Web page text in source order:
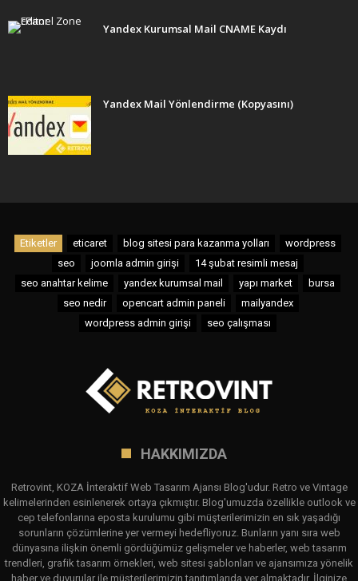
Yandex Kurumsal Mail CNAME Kaydı
Yandex Mail Yönlendirme (Kopyasını)
Etiketler eticaret blog sitesi para kazanma yolları
wordpress
seo
joomla admin girişi
14 şubat resimli mesaj
seo anahtar kelime
yandex kurumsal mail yapı market
bursa
seo nedir
opencart admin paneli
mailyandex
wordpress admin girişi
seo çalışması
HAKKIMIZDA
Retrovint, KOZA İnteraktif Web Tasarım Ajansı Blog'udur. Retro ve Vintage
kelimelerinden esinlenerek ortaya çıkmıştır. Blog'umuzda özellikle outlook ve
cep telefonlarına eposta kurulumu gibi müşterilerimizin en sık yaşadığı
sorunların çözümlerine yer vermeyi hedefliyoruz. Bunların yanı sıra web
dünyasına ilişkin önemli gördüğümüz gelişmeler ve haberler, web tasarım
trendleri, grafik tasarım örnekleri, web sitesi şablonları ve ajansımıza yönelik
haber ve duyurular ile müşterilerimizin tanıtımlarıda yer almaktadır. İlginize